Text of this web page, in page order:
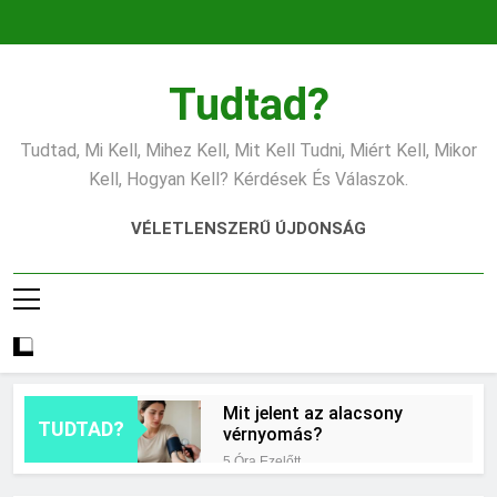
Tudtad?
Tudtad, Mi Kell, Mihez Kell, Mit Kell Tudni, Miért Kell, Mikor
Kell, Hogyan Kell? Kérdések És Válaszok.
VÉLETLENSZERŰ ÚJDONSÁG
TUDTAD?
Mit jelent az alacsony
vérnyomás?
5 Óra Ezelőtt